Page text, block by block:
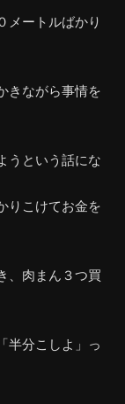
メートルばかり
きながら事情を
うという話にな
りこけてお金を
、肉まん３つ買
半分こしよ」っ